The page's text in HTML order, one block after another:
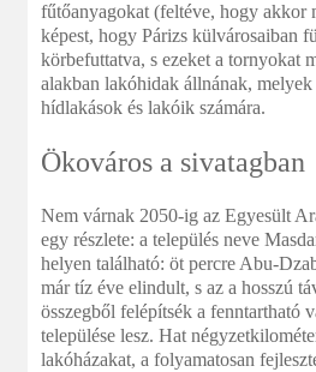
fűtőanyagokat (feltéve, hogy akkor
képest, hogy Párizs külvárosaiban
körbefuttatva, s ezeket a tornyokat
alakban lakóhidak állnának, melyek
hídlakások és lakóik számára.
Ökováros a sivatagban
Nem várnak 2050-ig az Egyesült
egy részlete: a település neve
helyen található: öt percre Abu-
már tíz éve elindult, s az a hosszú
összegből felépítsék a fenntartható
települése lesz. Hat
lakóházakat, a folyamatosan